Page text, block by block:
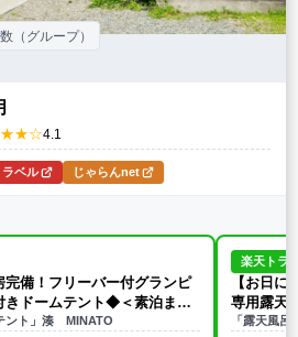
4.1
（グループ）
ベル じゃらんnet
完備！フリーバー付グランピ
ドームテント◆＜素泊まり
ント」湊 MINATO
楽天トラ
【お日
専用露天
「露天風